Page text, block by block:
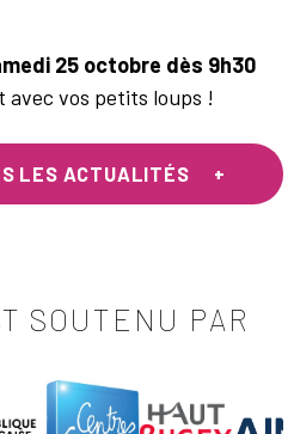
25 octobre dès 9h30
vos petits loups !
LES ACTUALITÉS
SOUTENU PAR